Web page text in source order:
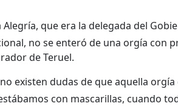
Alegría, que era la delegada del
no se enteró de una orgía con
de Teruel.
existen dudas de que aquella
con mascarillas, cuando